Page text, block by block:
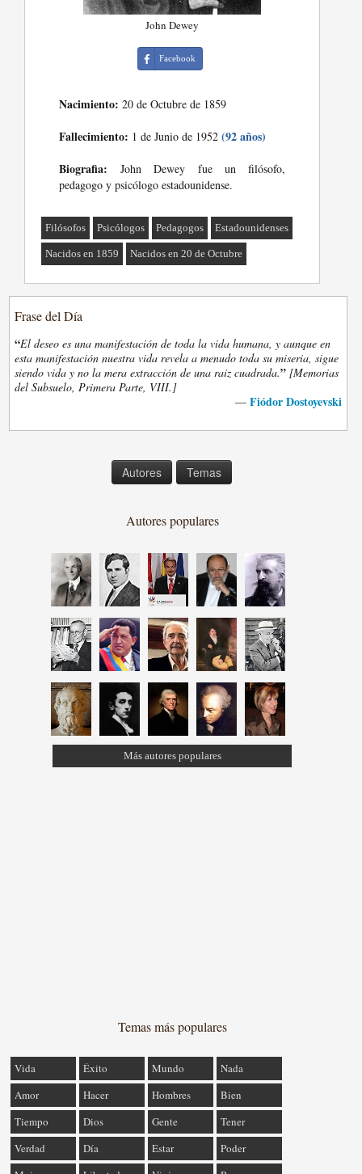
John Dewey
Facebook
Nacimiento: 20 de Octubre de 1859
Fallecimiento: 1 de Junio de 1952(92 años)
Biografia: John Dewey fue un filósofo,
pedagogo y psicólogo estadounidense.
Filósofos Psicólogos Pedagogos Estadounidenses
Nacidos en 1859 Nacidos en 20 de Octubre
Frase del Día
“El deseo es una manifestación de toda la vida humana, y aunque en
esta manifestación nuestra vida revela a menudo toda su miseria, sigue
siendo vida y no la mera extracción de una raiz cuadrada.” [Memorias
del Subsuelo, Primera Parte, VIII.]
— Fiódor Dostoyevski
Autores Temas
Autores populares
Más autores populares
Temas más populares
Vida Éxito Mundo
Nada
Amor
Hacer Hombres
Bien
Tiempo
Dios Gente
Tener
Verdad
Día Estar
Poder